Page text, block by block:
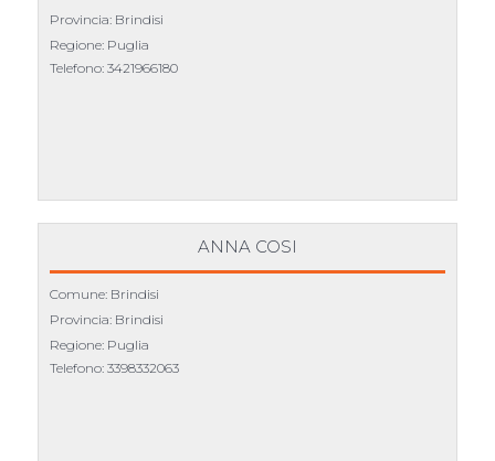
Provincia: Brindisi
Regione: Puglia
Telefono: 3421966180
ANNA COSI
Comune: Brindisi
Provincia: Brindisi
Regione: Puglia
Telefono: 3398332063